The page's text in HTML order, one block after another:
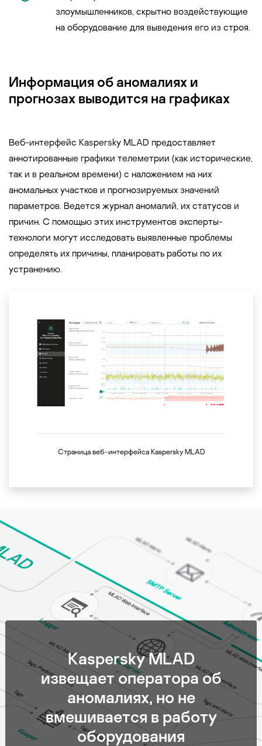
злоумышленников, скрытно воздействующие
на оборудование для выведения его из строя.
Информация об аномалиях и
прогнозах выводится на графиках
Веб-интерфейс Kaspersky MLAD предоставляет
аннотированные графики телеметрии (как исторические,
так и в реальном времени) с наложением на них
аномальных участков и прогнозируемых значений
параметров. Ведется журнал аномалий, их статусов и
причин. С помощью этих инструментов эксперты-
технологи могут исследовать выявленные проблемы
определять их причины, планировать работы по их
устранению.
Страница веб-интерфейса Kaspersky MLAD
Kaspersky MLAD
извещает оператора об
аномалиях, но не
вмешивается в работу
оборудования